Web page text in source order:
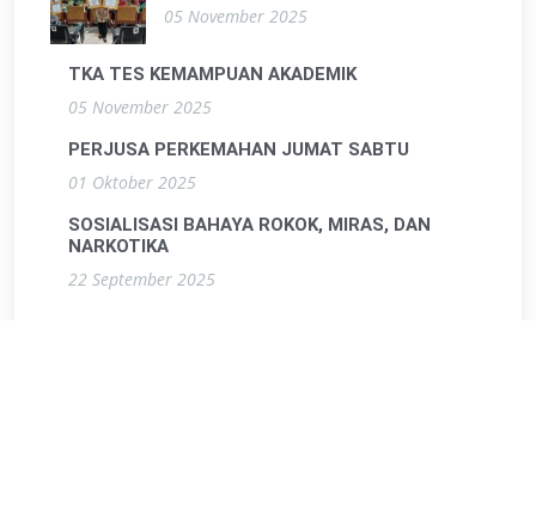
05 November 2025
TKA TES KEMAMPUAN AKADEMIK
05 November 2025
PERJUSA PERKEMAHAN JUMAT SABTU
01 Oktober 2025
SOSIALISASI BAHAYA ROKOK, MIRAS, DAN
NARKOTIKA
22 September 2025